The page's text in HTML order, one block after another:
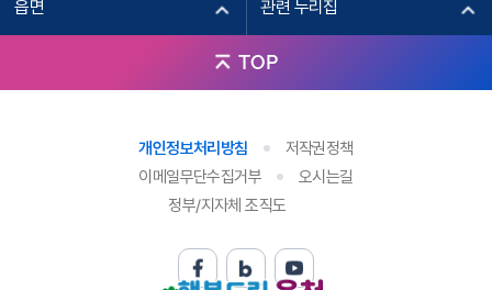
읍면 관련 누리집
TOP
개인정보처리방침
저작권정책
이메일무단수집거부
오시는길
정부/지자체 조직도